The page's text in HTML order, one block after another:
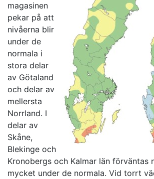
magasinen
pekar på att
nivåerna blir
under de
normala i
stora delar
av Götaland
och delar av
mellersta
Norrland. I
delar av
Skåne,
Blekinge och
Kronobergs och Kalmar län förväntas
mycket under de normala. Vid torrt